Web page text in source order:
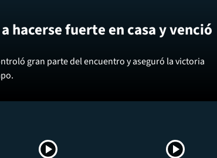
hacerse fuerte en casa y venció
gran parte del encuentro y aseguró la victoria